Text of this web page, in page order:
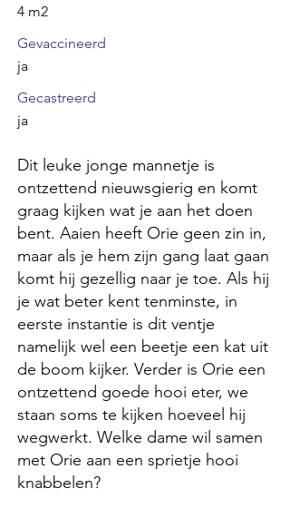
4 m2
Gevaccineerd
ja
Gecastreerd
ja
Dit leuke jonge mannetje is
ontzettend nieuwsgierig en komt
graag kijken wat je aan het doen
bent. Aaien heeft Orie geen zin in,
maar als je hem zijn gang laat gaan
komt hij gezellig naar je toe. Als hij
je wat beter kent tenminste, in
eerste instantie is dit ventje
namelijk wel een beetje een kat uit
de boom kijker. Verder is Orie een
ontzettend goede hooi eter, we
staan soms te kijken hoeveel hij
wegwerkt. Welke dame wil samen
met Orie aan een sprietje hooi
knabbelen?